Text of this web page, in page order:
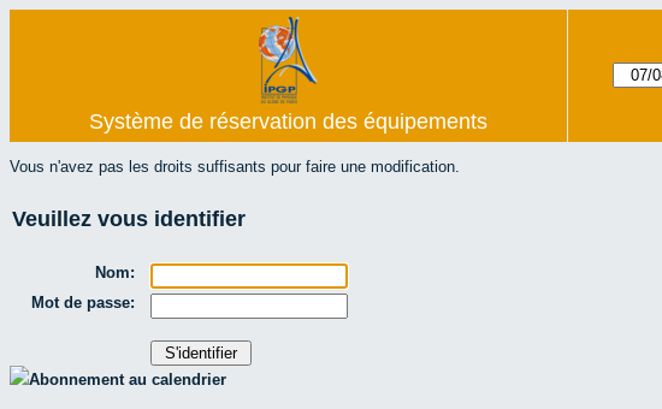
Système de réservation des équipements
Vous n'avez pas les droits suffisants pour faire une modification.
Veuillez vous identifier
Nom:
Mot de passe:
Abonnement au calendrier